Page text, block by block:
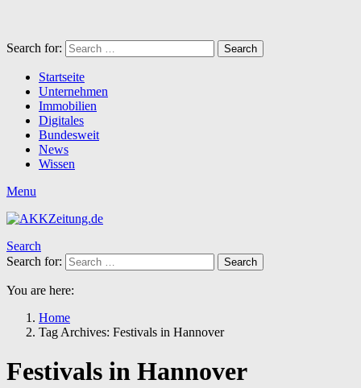
Search for: Search
Startseite
Unternehmen
Immobilien
Digitales
Bundesweit
News
Wissen
Menu
Search
Search for:
Search
You are here:
Home
Tag Archives: Festivals in Hannover
Festivals in Hannover